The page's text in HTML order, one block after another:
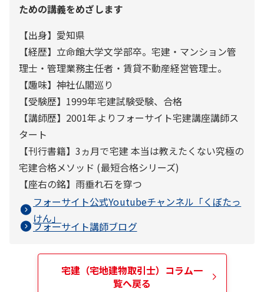
ための講義をめざします
【出身】愛知県
【経歴】立命館大学文学部卒。宅建・マンション管
理士・管理業務主任者・賃貸不動産経営管理士。
【趣味】神社仏閣巡り
【受験歴】1999年宅建試験受験、合格
【講師歴】2001年よりフォーサイト宅建講座講師ス
タート
【刊行書籍】3ヵ月で宅建 本当は教えたくない究極の
宅建合格メソッド (最短合格シリーズ)
【座右の銘】雨垂れ石を穿つ
フォーサイト公式Youtubeチャンネル「くぼたっ
けん」
フォーサイト講師ブログ
宅建（宅地建物取引士） コラム一
覧へ戻る